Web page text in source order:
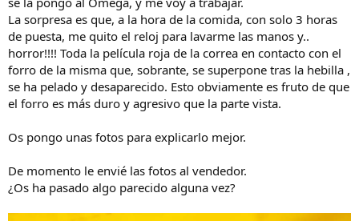
La sorpresa es que, a la hora de la comida, con solo 3 horas
de puesta, me quito el reloj para lavarme las manos y..
horror!!!! Toda la película roja de la correa en contacto con el
forro de la misma que, sobrante, se superpone tras la hebilla ,
se ha pelado y desaparecido. Esto obviamente es fruto de que
el forro es más duro y agresivo que la parte vista.
Os pongo unas fotos para explicarlo mejor.
De momento le envié las fotos al vendedor.
¿Os ha pasado algo parecido alguna vez?